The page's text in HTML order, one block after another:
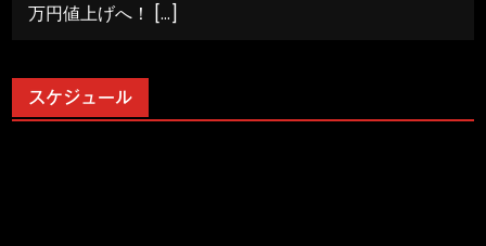
万円値上げへ！
[…]
スケジュール